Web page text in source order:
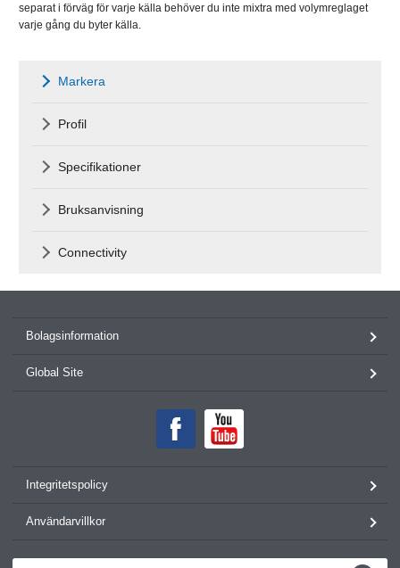
separat i förväg för varje källa behöver du inte mixtra med volymreglaget
varje gång du byter källa.
Markera
Profil
Specifikationer
Bruksanvisning
Connectivity
Bolagsinformation
Global Site
Integritetspolicy
Användarvillkor